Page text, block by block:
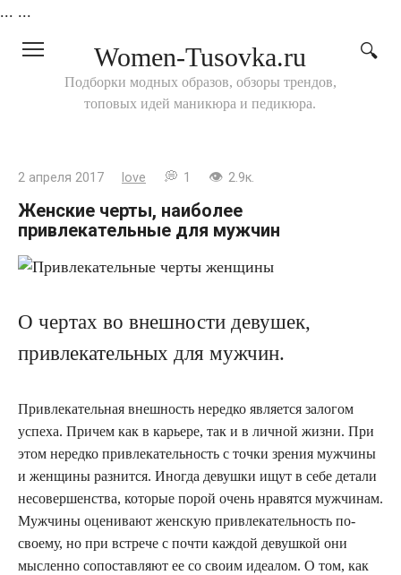
... ...
Women-Tusovka.ru
Подборки модных образов, обзоры трендов,
топовых идей маникюра и педикюра.
2 апреля 2017 love 1 2.9к.
Женские черты, наиболее
привлекательные для мужчин
О чертах во внешности девушек,
привлекательных для мужчин.
Привлекательная внешность нередко является залогом
успеха. Причем как в карьере, так и в личной жизни. При
этом нередко привлекательность с точки зрения мужчины
и женщины разнится. Иногда девушки ищут в себе детали
несовершенства, которые порой очень нравятся мужчинам.
Мужчины оценивают женскую привлекательность по-
своему, но при встрече с почти каждой девушкой они
мысленно сопоставляют ее со своим идеалом. О том, как